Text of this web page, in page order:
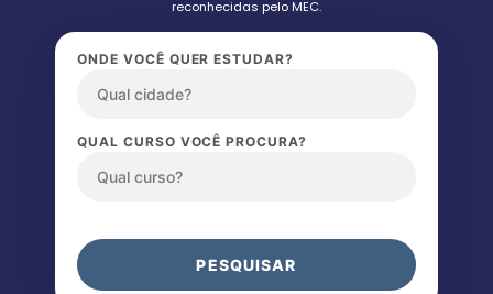
reconhecidas pelo MEC.
ONDE VOCÊ QUER ESTUDAR?
QUAL CURSO VOCÊ PROCURA?
PESQUISAR